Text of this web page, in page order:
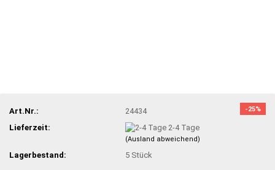
-25%
Art.Nr.:
24434
Lieferzeit:
2-4 Tage
(Ausland abweichend)
Lagerbestand: 5 Stück